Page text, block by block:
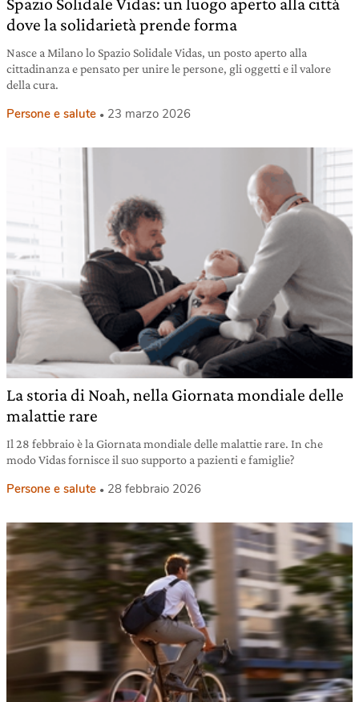
dove la solidarietà prende forma
Nasce a Milano lo Spazio Solidale Vidas, un posto aperto alla
cittadinanza e pensato per unire le persone, gli oggetti e il valore
della cura.
Persone e salute 23 marzo 2026
La storia di Noah, nella Giornata mondiale delle
malattie rare
Il 28 febbraio è la Giornata mondiale delle malattie rare. In che
modo Vidas fornisce il suo supporto a pazienti e famiglie?
Persone e salute 28 febbraio 2026